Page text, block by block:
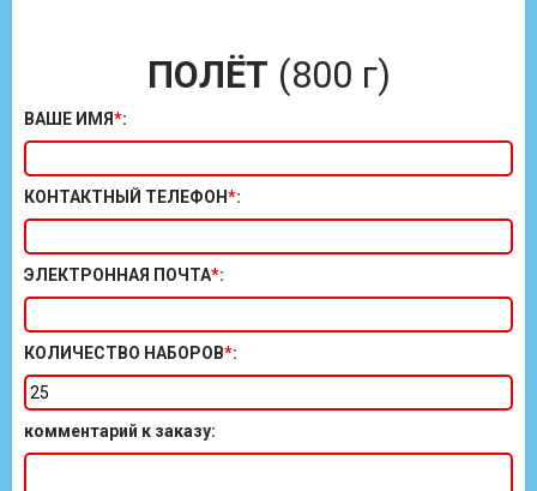
ПОЛЁТ (800 г)
ВАШЕ ИМЯ*:
КОНТАКТНЫЙ ТЕЛЕФОН*:
ЭЛЕКТРОННАЯ ПОЧТА*:
КОЛИЧЕСТВО НАБОРОВ*:
комментарий к заказу: